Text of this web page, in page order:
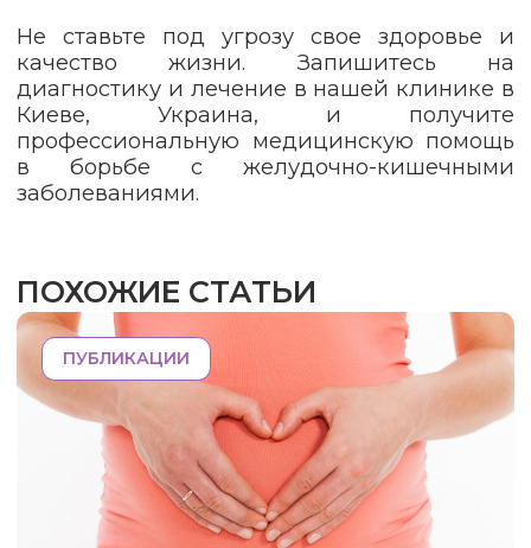
Не ставьте под угрозу свое здоровье и
качество жизни. Запишитесь на
диагностику и лечение в нашей клинике в
Киеве, Украина, и получите
профессиональную медицинскую помощь
в борьбе с желудочно-кишечными
заболеваниями.
ПОХОЖИЕ СТАТЬИ
ПУБЛИКАЦИИ